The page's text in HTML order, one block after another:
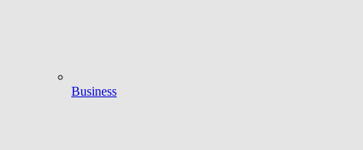
Business